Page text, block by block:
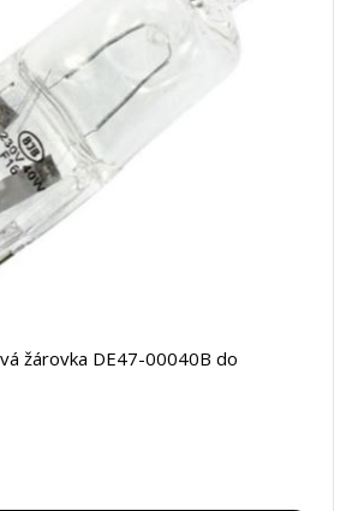
žárovka DE47-00040B do